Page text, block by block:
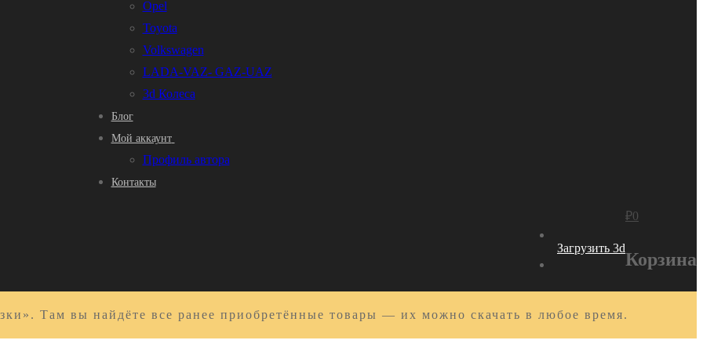
Opel
Toyota
Volkswagen
LADA-VAZ- GAZ-UAZ
3d Колеса
Блог
Мой аккаунт
Профиль автора
Контакты
Загрузить 3d
₽0
Корзина
Там вы найдёте все ранее приобретённые товары — их можно скачать в любое время.